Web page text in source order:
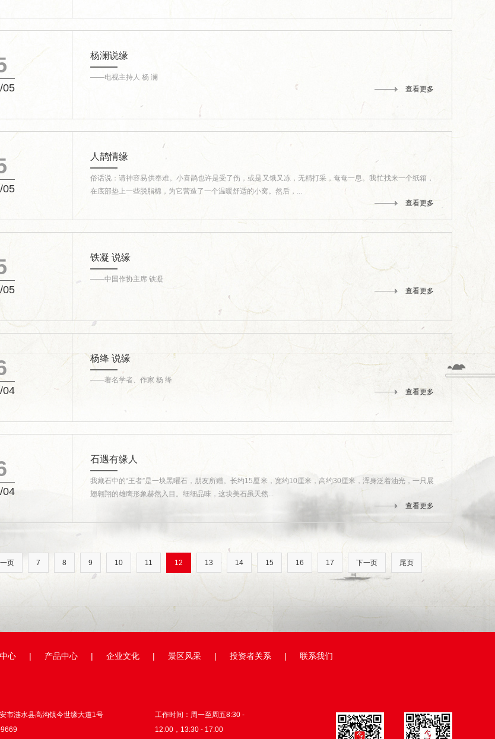
05
杨澜说缘
——电视主持人 杨 澜
查看更多
05
人鹊情缘
俗话说：请神容易供奉难。小喜鹊也许是受了伤，或是又饿又冻，无精打采，奄奄一息。我忙找来一个纸箱，
在底部垫上一些脱脂棉，为它营造了一个温暖舒适的小窝。然后，...
查看更多
05
铁凝 说缘
——中国作协主席 铁凝
查看更多
04
杨绛 说缘
——著名学者、作家 杨 绛
查看更多
04
石遇有缘人
我藏石中的“王者”是一块黑曜石，朋友所赠。长约15厘米，宽约10厘米，高约30厘米，浑身泛着油光，一只展
翅翱翔的雄鹰形象赫然入目。细细品味，这块美石虽天然...
查看更多
页 7 8 9 10 11 12 13 14 15 16 17 下一页 尾页
心 | 产品中心 | 企业文化 | 景区风采 | 投资者关系 | 联系我们
市涟水县高沟镇今世缘大道1号
工作时间：周一至周五8:30 -
12:00，13:30 - 17:00